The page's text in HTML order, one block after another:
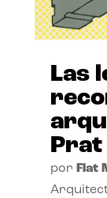
Las
Prat
por Flat